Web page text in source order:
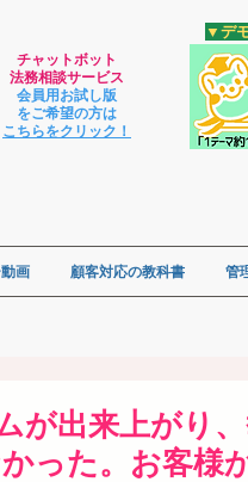
チャットボット
法務相談サービス
会員用お試し版
をご希望の方は
​こちらをクリック！
​▼デ
画 顧客対応の教科書 管
が出来上がり
った。お客様